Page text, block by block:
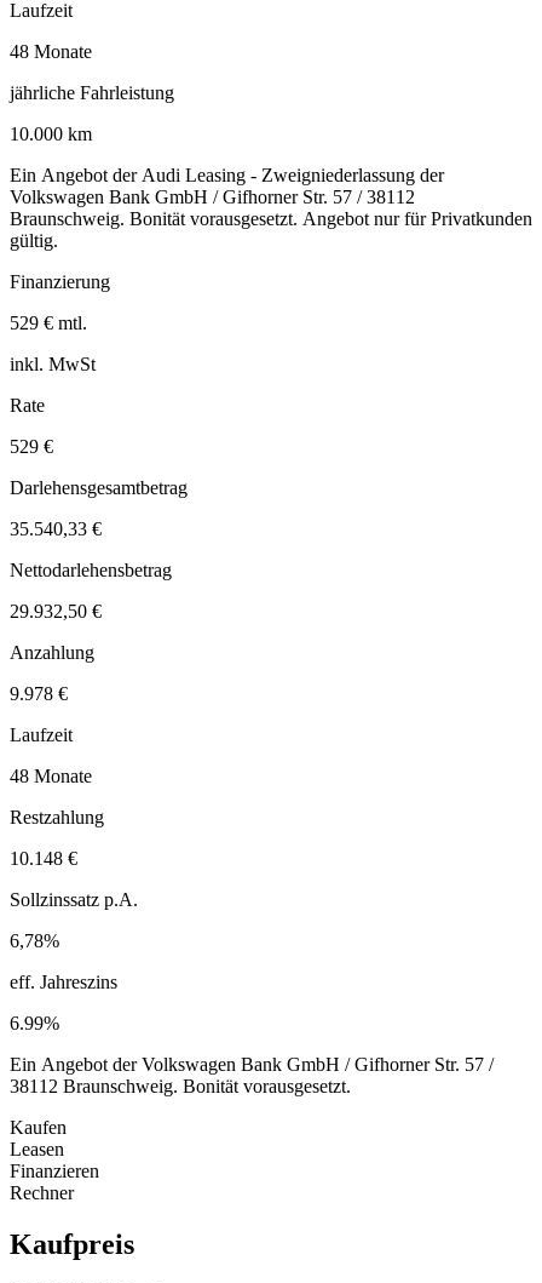
Laufzeit
48 Monate
jährliche Fahrleistung
10.000 km
Ein Angebot der Audi Leasing - Zweigniederlassung der
Volkswagen Bank GmbH / Gifhorner Str. 57 / 38112
Braunschweig. Bonität vorausgesetzt. Angebot nur für Privatkunden
gültig.
Finanzierung
529 € mtl.
inkl. MwSt
Rate
529 €
Darlehensgesamtbetrag
35.540,33 €
Nettodarlehensbetrag
29.932,50 €
Anzahlung
9.978 €
Laufzeit
48 Monate
Restzahlung
10.148 €
Sollzinssatz p.A.
6,78%
eff. Jahreszins
6.99%
Ein Angebot der Volkswagen Bank GmbH / Gifhorner Str. 57 /
38112 Braunschweig. Bonität vorausgesetzt.
Kaufen
Leasen
Finanzieren
Rechner
Kaufpreis